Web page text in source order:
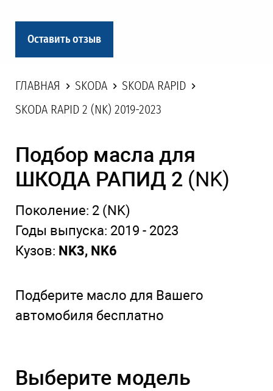
Оставить отзыв
ГЛАВНАЯ SKODA
SKODA RAPID
SKODA RAPID 2 (NK) 2019-2023
Подбор масла для
ШКОДА РАПИД 2 (NK)
Поколение: 2 (NK)
Годы выпуска: 2019 - 2023
Кузов: NK3, NK6
Подберите масло для Вашего
автомобиля бесплатно
Выберите модель